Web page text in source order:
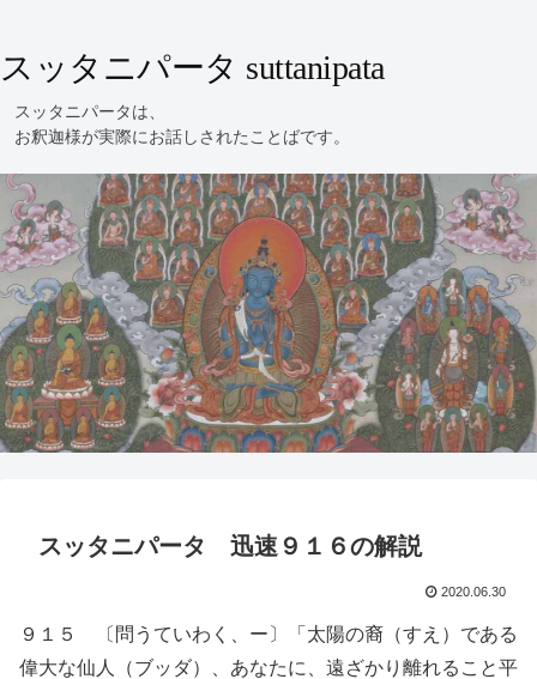
スッタニパータ suttanipata
スッタニパータ 迅速９１６の解説
2020.06.30
９１５ 〔問うていわく、ー〕「太陽の裔（すえ）である
偉大な仙人（ブッダ）、あなたに、遠ざかり離れること平